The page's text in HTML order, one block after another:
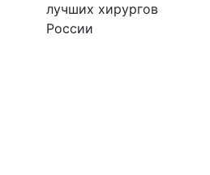
лучших хирургов
России